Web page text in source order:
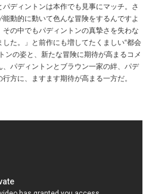
ディントンは本作でも見事にマッチ。さ
動的に動いて色んな冒険をするんですよ
の中でもパディントンの真摯さを失わな
た。」と前作にも増してたくましい“都会
ンの姿と、新たな冒険に期待が高まるコメ
パディントンとブラウン一家の絆、パデ
方に、ますます期待が高まる一方だ。